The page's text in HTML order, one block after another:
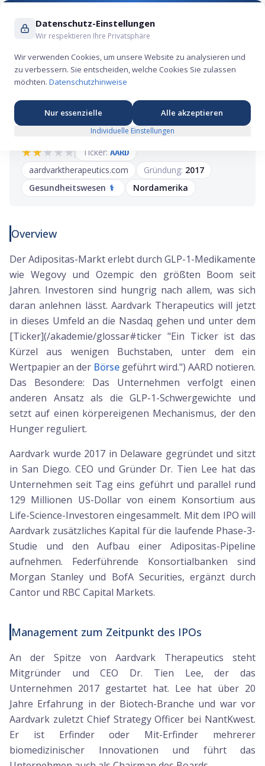
Suche ...
Aardvark Therapeutics IPO: Hunger-Therapie
auf dem Weg an die Nasdaq
★★★★★ Ticker: AARD
aardvarktherapeutics.com Gründung: 2017
Gesundheitswesen ⚕️ Nordamerika
Overview
Der Adipositas-Markt erlebt durch GLP-1-Medikamente
wie Wegovy und Ozempic den größten Boom seit
Jahren. Investoren sind hungrig nach allem, was sich
daran anlehnen lässt. Aardvark Therapeutics will jetzt
in dieses Umfeld an die Nasdaq gehen und unter dem
[Ticker](/akademie/glossar#ticker "Ein Ticker ist das
Kürzel aus wenigen Buchstaben, unter dem ein
Wertpapier an der Börse geführt wird.") AARD notieren.
Das Besondere: Das Unternehmen verfolgt einen
anderen Ansatz als die GLP-1-Schwergewichte und
setzt auf einen körpereigenen Mechanismus, der den
Hunger reguliert.
Aardvark wurde 2017 in Delaware gegründet und sitzt
in San Diego. CEO und Gründer Dr. Tien Lee hat das
Unternehmen seit Tag eins geführt und parallel rund
129 Millionen US-Dollar von einem Konsortium aus
Life-Science-Investoren eingesammelt. Mit dem IPO will
Aardvark zusätzliches Kapital für die laufende Phase-3-
Studie und den Aufbau einer Adipositas-Pipeline
aufnehmen. Federführende Konsortialbanken sind
Morgan Stanley und BofA Securities, ergänzt durch
Cantor und RBC Capital Markets.
Management zum Zeitpunkt des IPOs
An der Spitze von Aardvark Therapeutics steht
Mitgründer und CEO Dr. Tien Lee, der das
Unternehmen 2017 gestartet hat. Lee hat über 20
Jahre Erfahrung in der Biotech-Branche und war vor
Aardvark zuletzt Chief Strategy Officer bei NantKwest.
Er ist Erfinder oder Mit-Erfinder mehrerer
biomedizinischer Innovationen und führt das
Datenschutz-Einstellungen
Wir respektieren Ihre Privatsphäre
Wir verwenden Cookies, um unsere Website zu analysieren und
zu verbessern. Sie entscheiden, welche Cookies Sie zulassen
möchten. Datenschutzhinweise
Nur essenzielle Alle akzeptieren
Individuelle Einstellungen